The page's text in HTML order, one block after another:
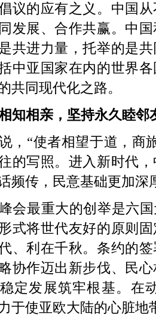
议的应有之义。中国
发展、合作共赢。中
共进力量，托举的是
中亚国家在内的世界
共同现代化之路。
知相亲，坚持永久睦邻
，“使者相望于道，商
的写照。进入新时代
频传，民意基础更加深
会最重大的创举是六
式将世代友好的原则
、利在千秋。条约的
协作迈出新步伐、民
定发展筑牢根基。在
于使亚欧大陆的心脏